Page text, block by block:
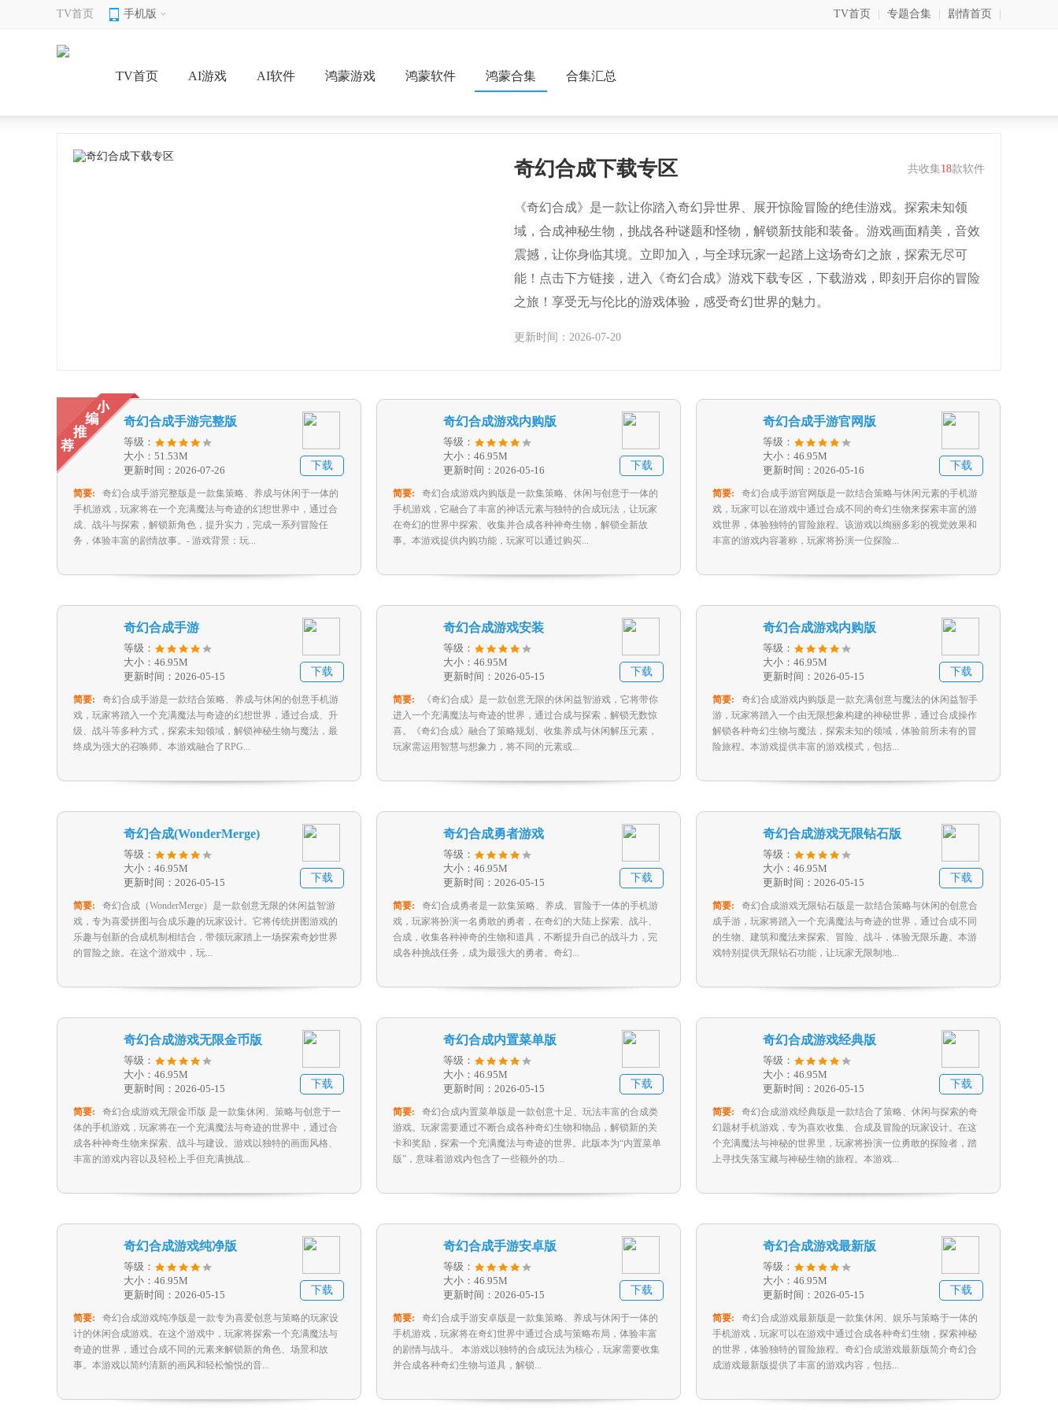
TV首页 手机版 TV首页 专题合集 剧情首页
TV首页 AI游戏 AI软件 鸿蒙游戏 鸿蒙软件 鸿蒙合集 合集汇总
共收集18款软件
奇幻合成下载专区
《奇幻合成》是一款让你踏入奇幻异世界、展开惊险冒险的绝佳游戏。探索未知领
域，合成神秘生物，挑战各种谜题和怪物，解锁新技能和装备。游戏画面精美，音效
震撼，让你身临其境。立即加入，与全球玩家一起踏上这场奇幻之旅，探索无尽可
能！点击下方链接，进入《奇幻合成》游戏下载专区，下载游戏，即刻开启你的冒险
之旅！享受无与伦比的游戏体验，感受奇幻世界的魅力。
更新时间：2026-07-20
奇幻合成手游完整版
等级：
大小：51.53M
更新时间：2026-07-26
下载
简要:
奇幻合成手游完整版是一款集策略、养成与休闲于一体的
手机游戏，玩家将在一个充满魔法与奇迹的幻想世界中，通过合
成、战斗与探索，解锁新角色，提升实力，完成一系列冒险任
务，体验丰富的剧情故事。- 游戏背景：玩...
奇幻合成游戏内购版
等级：
大小：46.95M
更新时间：2026-05-16
下载
简要:
奇幻合成游戏内购版是一款集策略、休闲与创意于一体的
手机游戏，它融合了丰富的神话元素与独特的合成玩法，让玩家
在奇幻的世界中探索、收集并合成各种神奇生物，解锁全新故
事。本游戏提供内购功能，玩家可以通过购买...
奇幻合成手游官网版
等级：
大小：46.95M
更新时间：2026-05-16
下载
简要:
奇幻合成手游官网版是一款结合策略与休闲元素的手机游
戏，玩家可以在游戏中通过合成不同的奇幻生物来探索丰富的游
戏世界，体验独特的冒险旅程。该游戏以绚丽多彩的视觉效果和
丰富的游戏内容著称，玩家将扮演一位探险...
奇幻合成手游
等级：
大小：46.95M
更新时间：2026-05-15
下载
简要:
奇幻合成手游是一款结合策略、养成与休闲的创意手机游
戏，玩家将踏入一个充满魔法与奇迹的幻想世界，通过合成、升
级、战斗等多种方式，探索未知领域，解锁神秘生物与魔法，最
终成为强大的召唤师。本游戏融合了RPG...
奇幻合成游戏安装
等级：
大小：46.95M
更新时间：2026-05-15
下载
简要:
《奇幻合成》是一款创意无限的休闲益智游戏，它将带你
进入一个充满魔法与奇迹的世界，通过合成与探索，解锁无数惊
喜。《奇幻合成》融合了策略规划、收集养成与休闲解压元素，
玩家需运用智慧与想象力，将不同的元素或...
奇幻合成游戏内购版
等级：
大小：46.95M
更新时间：2026-05-15
下载
简要:
奇幻合成游戏内购版是一款充满创意与魔法的休闲益智手
游，玩家将踏入一个由无限想象构建的神秘世界，通过合成操作
解锁各种奇幻生物与魔法，探索未知的领域，体验前所未有的冒
险旅程。本游戏提供丰富的游戏模式，包括...
奇幻合成(WonderMerge)
等级：
大小：46.95M
更新时间：2026-05-15
下载
简要:
奇幻合成（WonderMerge）是一款创意无限的休闲益智游
戏，专为喜爱拼图与合成乐趣的玩家设计。它将传统拼图游戏的
乐趣与创新的合成机制相结合，带领玩家踏上一场探索奇妙世界
的冒险之旅。在这个游戏中，玩...
奇幻合成勇者游戏
等级：
大小：46.95M
更新时间：2026-05-15
下载
简要:
奇幻合成勇者是一款集策略、养成、冒险于一体的手机游
戏，玩家将扮演一名勇敢的勇者，在奇幻的大陆上探索、战斗、
合成，收集各种神奇的生物和道具，不断提升自己的战斗力，完
成各种挑战任务，成为最强大的勇者。奇幻...
奇幻合成游戏无限钻石版
等级：
大小：46.95M
更新时间：2026-05-15
下载
简要:
奇幻合成游戏无限钻石版是一款结合策略与休闲的创意合
成手游，玩家将踏入一个充满魔法与奇迹的世界，通过合成不同
的生物、建筑和魔法来探索、冒险、战斗，体验无限乐趣。本游
戏特别提供无限钻石功能，让玩家无限制地...
奇幻合成游戏无限金币版
等级：
大小：46.95M
更新时间：2026-05-15
下载
简要:
奇幻合成游戏无限金币版 是一款集休闲、策略与创意于一
体的手机游戏，玩家将在一个充满魔法与奇迹的世界中，通过合
成各种神奇生物来探索、战斗与建设。游戏以独特的画面风格、
丰富的游戏内容以及轻松上手但充满挑战...
奇幻合成内置菜单版
等级：
大小：46.95M
更新时间：2026-05-15
下载
简要:
奇幻合成内置菜单版是一款创意十足、玩法丰富的合成类
游戏。玩家需要通过不断合成各种奇幻生物和物品，解锁新的关
卡和奖励，探索一个充满魔法与奇迹的世界。此版本为“内置菜单
版”，意味着游戏内包含了一些额外的功...
奇幻合成游戏经典版
等级：
大小：46.95M
更新时间：2026-05-15
下载
简要:
奇幻合成游戏经典版是一款结合了策略、休闲与探索的奇
幻题材手机游戏，专为喜欢收集、合成及冒险的玩家设计。在这
个充满魔法与神秘的世界里，玩家将扮演一位勇敢的探险者，踏
上寻找失落宝藏与神秘生物的旅程。本游戏...
奇幻合成游戏纯净版
等级：
大小：46.95M
更新时间：2026-05-15
下载
简要:
奇幻合成游戏纯净版是一款专为喜爱创意与策略的玩家设
计的休闲合成游戏。在这个游戏中，玩家将探索一个充满魔法与
奇迹的世界，通过合成不同的元素来解锁新的角色、场景和故
事。本游戏以简约清新的画风和轻松愉悦的音...
奇幻合成手游安卓版
等级：
大小：46.95M
更新时间：2026-05-15
下载
简要:
奇幻合成手游安卓版是一款集策略、养成与休闲于一体的
手机游戏，玩家将在奇幻世界中通过合成与策略布局，体验丰富
的剧情与战斗。 本游戏以独特的合成玩法为核心，玩家需要收集
并合成各种奇幻生物与道具，解锁...
奇幻合成游戏最新版
等级：
大小：46.95M
更新时间：2026-05-15
下载
简要:
奇幻合成游戏最新版是一款集休闲、娱乐与策略于一体的
手机游戏，玩家可以在游戏中通过合成各种奇幻生物，探索神秘
的世界，体验独特的冒险旅程。奇幻合成游戏最新版简介奇幻合
成游戏最新版提供了丰富的游戏内容，包括...